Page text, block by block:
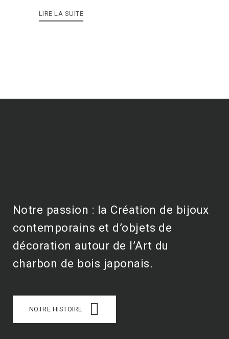
LIRE LA SUITE
Notre passion : la Création de bijoux
contemporains et d’objets de
décoration autour de l’Art du
charbon de bois japonais.
NOTRE HISTOIRE